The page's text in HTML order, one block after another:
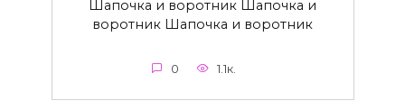
Шапочка и воротник Шапочка и
воротник Шапочка и воротник
0 1.1к.